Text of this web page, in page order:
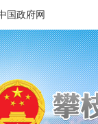
国政府网